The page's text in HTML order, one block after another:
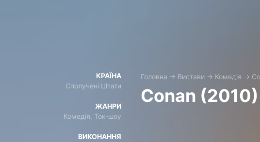
КРАЇНА
Сполучені Штати
ЖАНРИ
Комедія, Ток-шоу
ВИКОНАННЯ
Головна → Вистави → Комедія →
Conan (2010)